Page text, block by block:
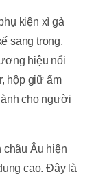
kiện xì gà
sang trọng,
hiệu nổi
hộp giữ ẩm
cho người
châu Âu hiện
cao. Đây là